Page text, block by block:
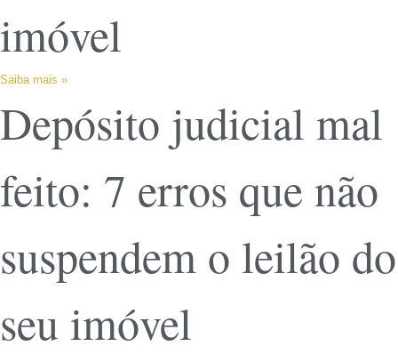
imóvel
Saiba mais »
Depósito judicial mal
feito: 7 erros que não
suspendem o leilão do
seu imóvel